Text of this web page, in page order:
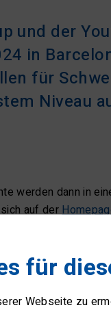
und der
in
für
Niveau
werden dann in
auf der
für
Webseite zu